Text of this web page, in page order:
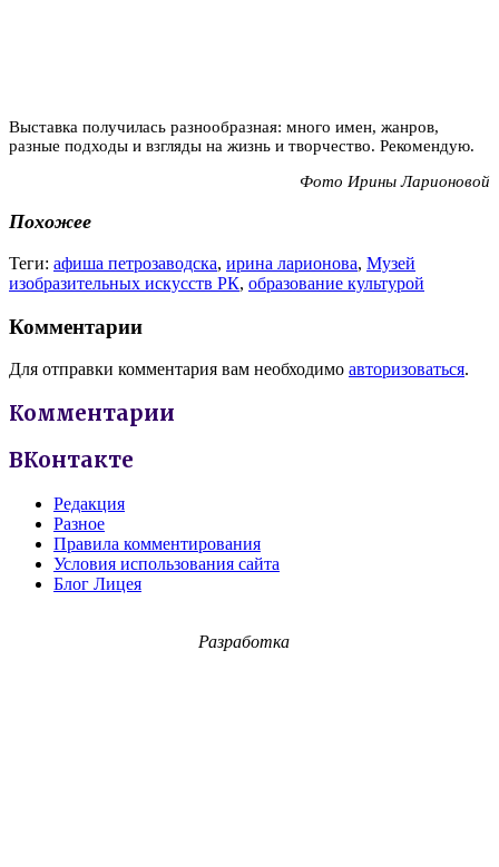
Выставка получилась разнообразная: много имен, жанров,
разные подходы и взгляды на жизнь и творчество. Рекомендую.
Фото Ирины Ларионовой
Похожее
Теги: афиша петрозаводска, ирина ларионова, Музей
изобразительных искусств РК, образование культурой
Комментарии
Для отправки комментария вам необходимо авторизоваться.
Комментарии
ВКонтакте
Редакция
Разное
Правила комментирования
Условия использования сайта
Блог Лицея
Разработка